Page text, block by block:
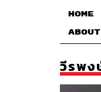
HOME
ABOUT
วีรพง